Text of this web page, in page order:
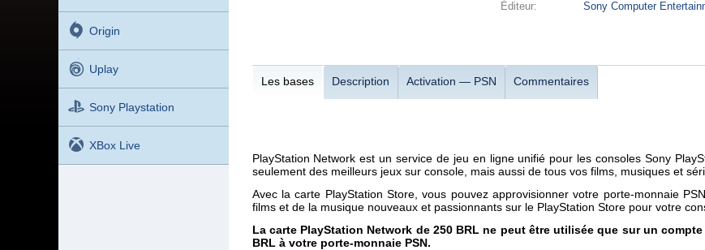
Origin
Uplay
Sony Playstation
XBox Live
Éditeur: Sony Computer
Les bases Description Activation — PSN Commentaires
PlayStation Network est un service de jeu en ligne unifié pour les consoles Sony
seulement des meilleurs jeux sur console, mais aussi de tous vos films, musiques et
Avec la carte PlayStation Store, vous pouvez approvisionner votre porte-monnaie
films et de la musique nouveaux et passionnants sur le PlayStation Store pour votre
La carte PlayStation Network de 250 BRL ne peut être utilisée que sur un
BRL à votre porte-monnaie PSN.